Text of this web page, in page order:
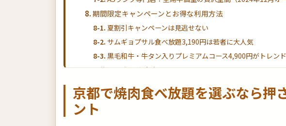
期間限定キャンペーンとお得な利用方法
夏割引キャンペーンは見逃せない
サムギョプサル食べ放題3,190円は若者に大人気
黒毛和牛・牛タン入りプレミアムコース4,900円がトレンド
予約する際の注意点とコツ
人気店は早めの予約が必須
ネット予約でクーポンをゲット
京都で焼肉食べ放題を選ぶなら押
ント